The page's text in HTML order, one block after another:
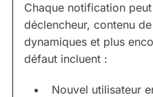
Chaque notification
déclencheur, contenu
dynamiques et plus
défaut incluent :
Nouvel utilisateur